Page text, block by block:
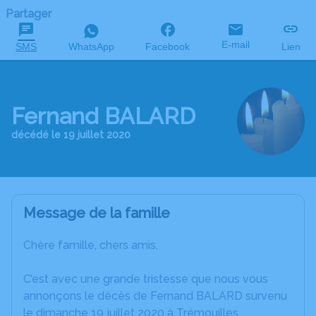
Partager
SMS WhatsApp Facebook E-mail Lien
Fernand BALARD
décédé le 19 juillet 2020
Message de la famille
Chère famille, chers amis,
C’est avec une grande tristesse que nous vous
annonçons le décès de Fernand BALARD survenu
le dimanche 19 juillet 2020 à Trémouilles.